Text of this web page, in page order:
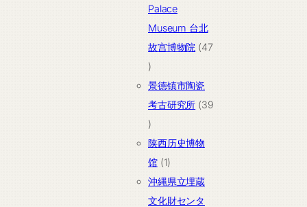
产
品
Palace
Museum 台北
故宫博物院
47
47
个
产
品
景德镇市陶瓷
考古研究所 39
39
个
产
品
陕西历史博物
馆 11
个
产
沖縄県立埋蔵
文化財センタ